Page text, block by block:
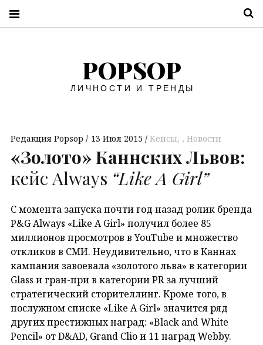
POPSOP
ЛИЧНОСТИ И ТРЕНДЫ
Редакция Popsop 13 Июл 2015 Кейсы, Новости
«Золото» Каннских Львов:
кейс Always “Like A Girl”
С момента запуска почти год назад ролик бренда
P&G Always «Like A Girl» получил более 85
миллионов просмотров в YouTube и множество
откликов в СМИ. Неудивительно, что в Каннах
кампания завоевала «золотого льва» в категории
Glass и гран-при в категории PR за лучший
стратегический сторителлинг. Кроме того, в
послужном списке «Like А Girl» значится ряд
других престижных наград: «Black and White
Pencil» от D&AD, Grand Clio и 11 наград Webby.